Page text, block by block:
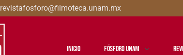
revistafosforo@filmoteca.unam.mx
Inicio Fósforo UNAM